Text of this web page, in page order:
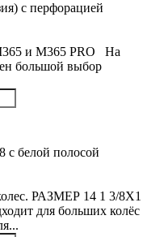
с перфорацией
и M365 PRO На
большой выбор
белой полосой
РАЗМЕР 14 1 3/8Х1
для больших колёс